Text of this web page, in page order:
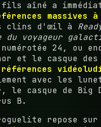
aîné a
massives
clins d'œil à
du voyageur
24, ou
et le casque des
références
avec les
le casque de Big
B.
repose sur